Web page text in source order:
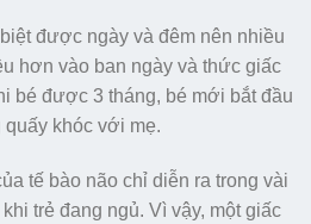
được ngày và đêm nên nhiều
hơn vào ban ngày và thức giấc
bé được 3 tháng, bé mới bắt đầu
quấy khóc với mẹ.
tế bào não chỉ diễn ra trong vài
trẻ đang ngủ. Vì vậy, một giấc